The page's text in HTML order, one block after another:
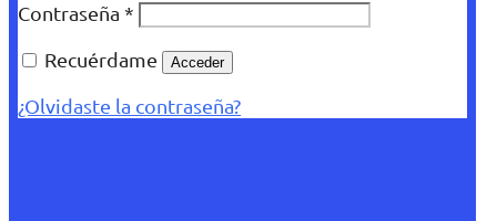
Contraseña *
Recuérdame
Acceder
¿Olvidaste la contraseña?